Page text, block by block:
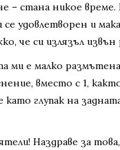
– стана никое
удовлетворен и
че си излязъл
ми е малко
вместо с 1,
глупак на
Наздраве за